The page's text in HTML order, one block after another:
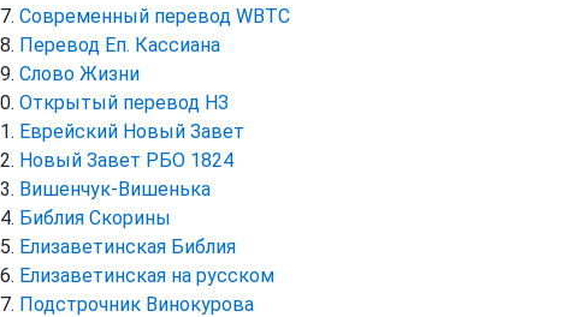
Cовременный перевод WBTC
Перевод Еп. Кассиана
Слово Жизни
Открытый перевод НЗ
Еврейский Новый Завет
Новый Завет РБО 1824
Вишенчук-Вишенька
Библия Скорины
Елизаветинская Библия
Елизаветинская на русском
Подстрочник Винокурова